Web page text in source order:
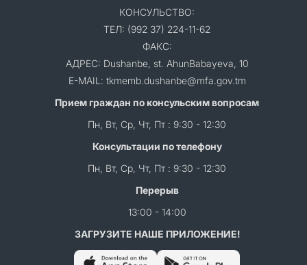
КОНСУЛЬСТВО:
ТЕЛ: (992 37) 224-11-62
ФАКС:
АДРЕС: Dushanbe, st. AhunBabayeva, 10
E-MAIL: tkmemb.dushanbe@mfa.gov.tm
Прием граждан по консульским вопросам
Пн, Вт, Ср, Чт, Пт : 9:30 - 12:30
Консультации по телефону
Пн, Вт, Ср, Чт, Пт : 9:30 - 12:30
Перерыв
13:00 - 14:00
ЗАГРУЗИТЕ НАШЕ ПРИЛОЖЕНИЕ!